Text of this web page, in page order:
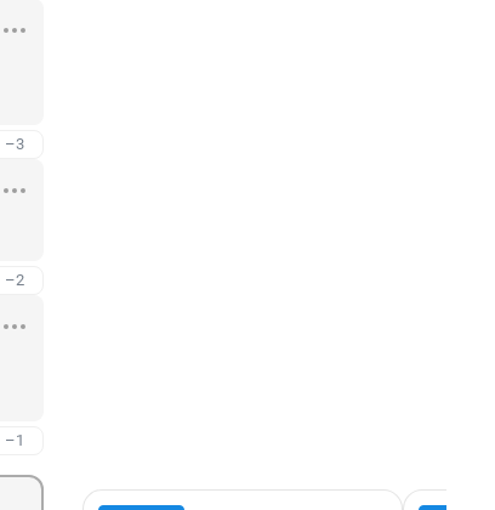
–3
–2
–1